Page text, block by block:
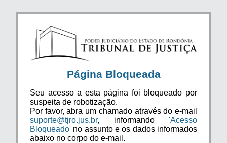
Página Bloqueada
Seu acesso a esta página foi bloqueado por
suspeita de robotização.
Por favor, abra um chamado através do e-mail
suporte@tjro.jus.br, informando 'Acesso
Bloqueado' no assunto e os dados informados
abaixo no corpo do e-mail.